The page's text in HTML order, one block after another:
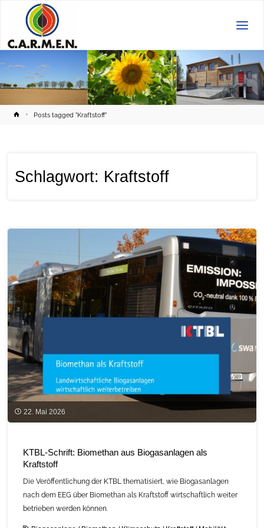
HomePosts tagged "Kraftstoff"
Schlagwort: Kraftstoff
22. Mai 2026
KTBL-Schrift: Biomethan aus Biogasanlagen als
Kraftstoff
Die Veröffentlichung der KTBL thematisiert, wie Biogasanlagen
nach dem EEG über Biomethan als Kraftstoff wirtschaftlich weiter
betrieben werden können.